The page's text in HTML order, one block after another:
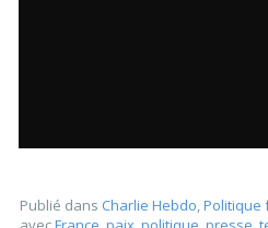
Publié dans Charlie Hebdo,Politique